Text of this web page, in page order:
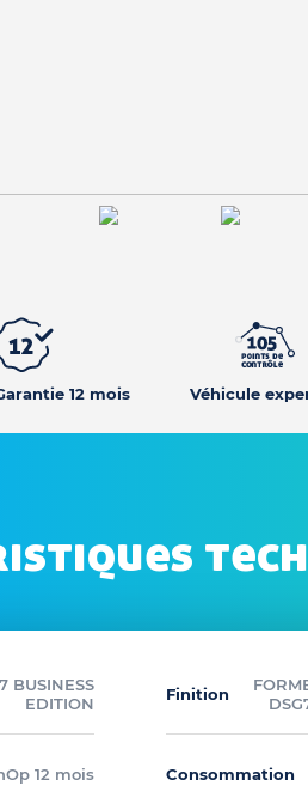
12 mois Véhicule
BUSINESS
EDITION
Finition
12 mois Consommation